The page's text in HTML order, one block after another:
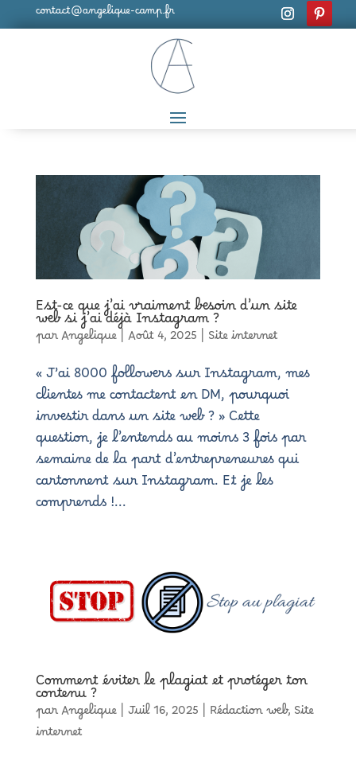
contact@angelique-camp.fr
Est-ce que j’ai vraiment besoin d’un site
web si j’ai déjà Instagram ?
parAngelique| Août 4, 2025 | Site internet
« J’ai 8000 followers sur Instagram, mes
clientes me contactent en DM, pourquoi
investir dans un site web ? » Cette
question, je l’entends au moins 3 fois par
semaine de la part d’entrepreneures qui
cartonnent sur Instagram. Et je les
comprends !...
Comment éviter le plagiat et protéger ton
contenu ?
parAngelique| Juil 16, 2025 | Rédaction web, Site
internet